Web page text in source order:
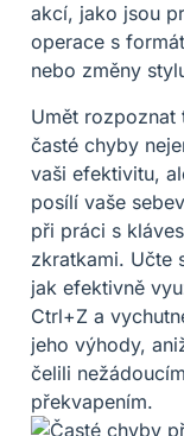
akcí, jako jsou
operace s
nebo změny
Umět rozpoznat
časté chyby
vaši efektivitu,
posílí vaše
při práci s
zkratkami. Učte
jak efektivně
Ctrl+Z a
jeho výhody,
čelili nežádoucím
překvapením.